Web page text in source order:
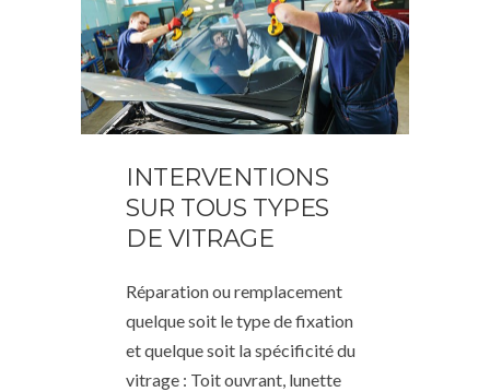
INTERVENTIONS
SUR TOUS TYPES
DE VITRAGE
Réparation ou remplacement
quelque soit le type de fixation
et quelque soit la spécificité du
vitrage : Toit ouvrant, lunette